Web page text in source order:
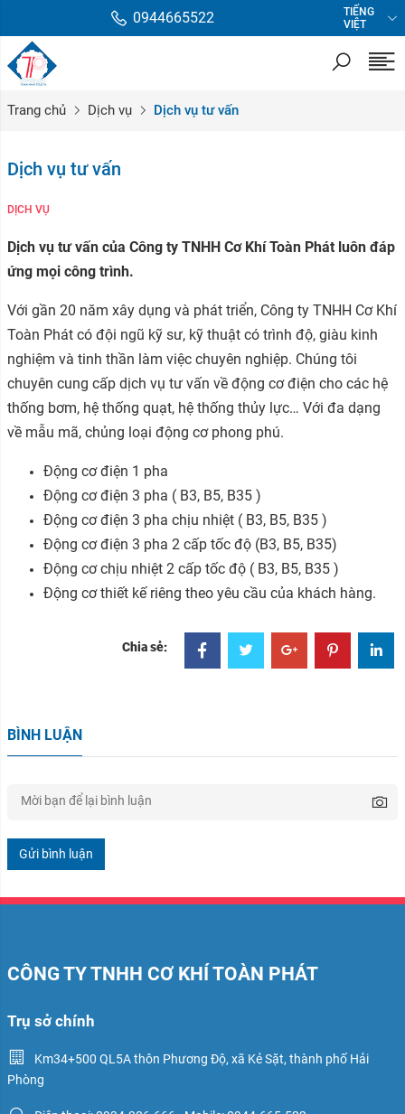
0944665522
TIẾNG
VIỆT
Trang chủ Dịch vụ Dịch vụ tư vấn
Dịch vụ tư vấn
DỊCH VỤ
Dịch vụ tư vấn của Công ty TNHH Cơ Khí Toàn Phát luôn đáp
ứng mọi công trình.
Với gần 20 năm xây dụng và phát triển, Công ty TNHH Cơ Khí
Toàn Phát có đội ngũ kỹ sư, kỹ thuật có trình độ, giàu kinh
nghiệm và tinh thần làm việc chuyên nghiệp. Chúng tôi
chuyên cung cấp dịch vụ tư vấn về động cơ điện cho các hệ
thống bơm, hệ thống quạt, hệ thống thủy lực… Với đa dạng
về mẫu mã, chủng loại động cơ phong phú.
Động cơ điện 1 pha
Động cơ điện 3 pha ( B3, B5, B35 )
Động cơ điện 3 pha chịu nhiệt ( B3, B5, B35 )
Động cơ điện 3 pha 2 cấp tốc độ (B3, B5, B35)
Động cơ chịu nhiệt 2 cấp tốc độ ( B3, B5, B35 )
Động cơ thiết kế riêng theo yêu cầu của khách hàng.
Chia sẻ:
BÌNH LUẬN
Gửi bình luận
CÔNG TY TNHH CƠ KHÍ TOÀN PHÁT
Trụ sở chính
Km34+500 QL5A thôn Phương Độ, xã Kẻ Sặt, thành phố Hải
Phòng